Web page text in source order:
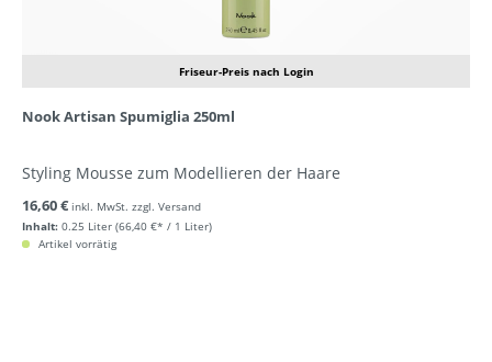
Friseur-Preis nach Login
Nook Artisan Spumiglia 250ml
Styling Mousse zum Modellieren der Haare
Inhalt: 0.25 Liter (66,40 €* / 1 Liter)
16,60 € inkl. MwSt. zzgl. Versand
Artikel vorrätig